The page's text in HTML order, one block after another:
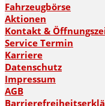
Fahrzeugbörse
Aktionen
Kontakt &
Service Termin
Karriere
Datenschutz
Impressum
AGB